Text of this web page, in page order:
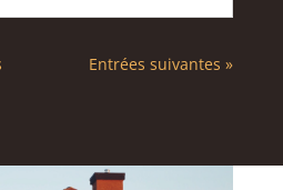
Entrées suivantes »